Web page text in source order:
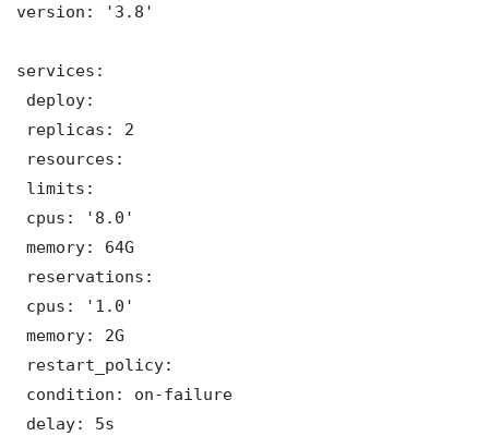
version: '3.8'
services:
deploy:
replicas: 2
resources:
limits:
cpus: '8.0'
memory: 64G
reservations:
cpus: '1.0'
memory: 2G
restart_policy:
condition: on-failure
delay: 5s